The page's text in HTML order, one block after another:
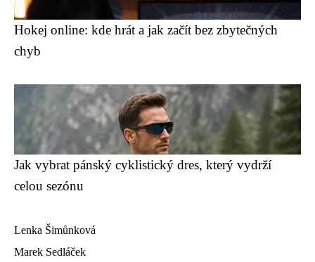
Hokej online: kde hrát a jak začít bez zbytečných
chyb
Jak vybrat pánský cyklistický dres, který vydrží
celou sezónu
Lenka Šimůnková
Marek Sedláček